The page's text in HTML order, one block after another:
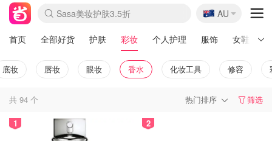
lululemon折扣上新
Sasa美妆护肤3.5折
SSENSE年中2.5折
FreshBeauty好价汇总
Cettire降价+叠9折
WWS Coles超市实拍
viagogo二手票捡漏
Myer超级周末
The Outnet奢牌1折起
David Jones 3折起
Flannels大牌1折
Perfumes Club护肤1折
AMIRO面罩$251
Amazon折扣汇总
eToro入金$200送$50
Amazon数码好物
ICONIC本周7.5折
ThedoubleF高奢地板价
Moose Knuckles 6折
丝芙兰5折起
EUFY摄像头$98
Selenichast首饰2折
Trip机票酒店促销
YSL送5件彩妆礼
Amazon家居好物
Amazon美妆护肤
雅漾大喷$8
过敏原检测盒$33
伊索独家赠50ml沐浴露
科颜氏高保湿面霜$29
SEALIFE海洋馆门票6折
丝塔芙大白罐$16
订阅Newsletter送香薰
Cult Beauty 6.8折
Harrods圣诞日历$525
LN-CC奢牌私促3折
d'Alba空姐喷雾$16
EVE LOM套装£56
Bernardelli独家4折
Adore Beauty 6折起
CT圣诞日历
Mytheresa奢品2.7折
Luxury Escapes 9折
Currentbody美容仪$881
MOON Garden Live
Roborock扫地机$649
Tingo Life水杯$24
Valentino官网5折
CR洗护套装$23
修丽可4件套$159
Myer彩妆2件7折
GANNI官网4.5折
Stylevana韩妆4折
Tessabit高奢8.5折
OGX洗发水$11
Amazon阿德莱德次日达
卡诗8.5折+赠礼
Philips Hue灯具8折
🇦🇺
AU
首页 全部好货 护肤 彩妆 个人护理 服饰 女鞋
底妆 唇妆 眼妆 香水 化妆工具 修容
共 94 个 热门排序 筛选
1 2